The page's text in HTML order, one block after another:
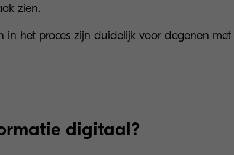
zien.
in het proces zijn duidelijk voor degenen
digitaal?